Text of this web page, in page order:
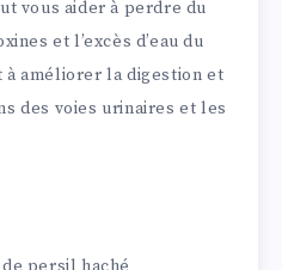
vous aider à perdre du
et l’excès d’eau du
améliorer la digestion et
des voies urinaires et les